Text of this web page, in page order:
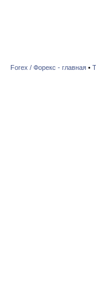
Forex / Форекс - главная•